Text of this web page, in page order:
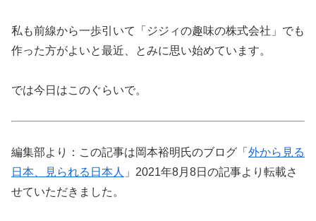
私も前線から一歩引いて「ジジィの趣味の株式会社」でも
作った方がよいと最近、とみに思い始めています。
では今日はこのぐらいで。
編集部より：この記事は岡本裕明氏のブログ「 外から見る
日本、見られる日本人 」2021年8月8日の記事より転載さ
せていただきました。